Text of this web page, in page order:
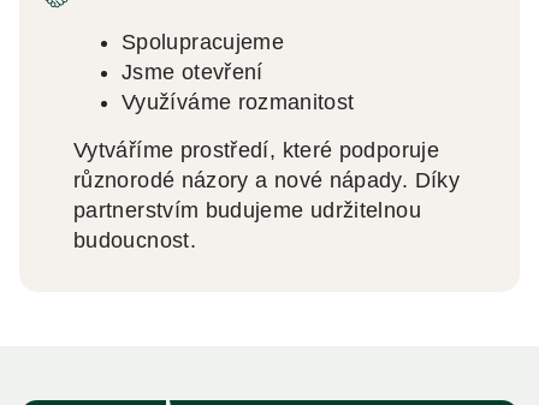
Spolupracujeme
Jsme otevření
Využíváme rozmanitost
Vytváříme prostředí, které podporuje
různorodé názory a nové nápady. Díky
partnerstvím budujeme udržitelnou
budoucnost.